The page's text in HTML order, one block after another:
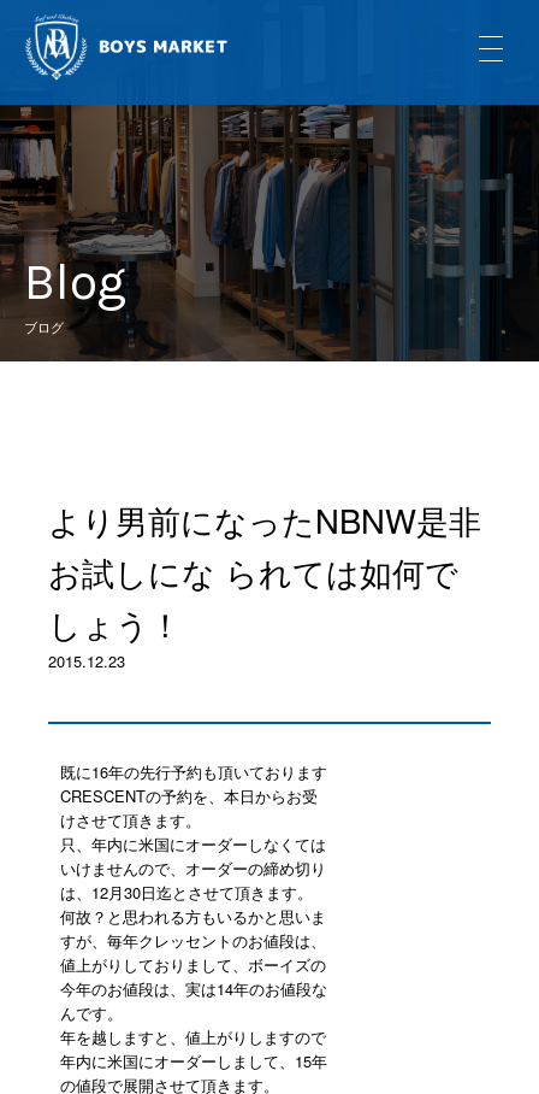
Blog
ブログ
より男前になったNBNW是非
お試しにな られては如何で
しょう！
2015.12.23
既に16年の先行予約も頂いております
CRESCENTの予約を、本日からお受
けさせて頂きます。
只、年内に米国にオーダーしなくては
いけませんので、オーダーの締め切り
は、12月30日迄とさせて頂きます。
何故？と思われる方もいるかと思いま
すが、毎年クレッセントのお値段は、
値上がりしておりまして、ボーイズの
今年のお値段は、実は14年のお値段な
んです。
年を越しますと、値上がりしますので
年内に米国にオーダーしまして、15年
の値段で展開させて頂きます。